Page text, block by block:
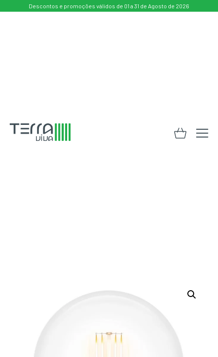
Descontos e promoções válidos de 01 a 31 de Agosto de 2026